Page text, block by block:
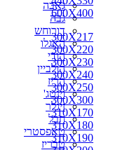
גאבה
גבה
דורוחש
האגלו
הודי
הולביין
הריז
וינטג'
זיגלר
חבל
טאפסטרי
טבריז
600X400
300X217
300X220
300X230
300X240
300X250
300X300
310X170
310X180
310X190
300X180
310X190